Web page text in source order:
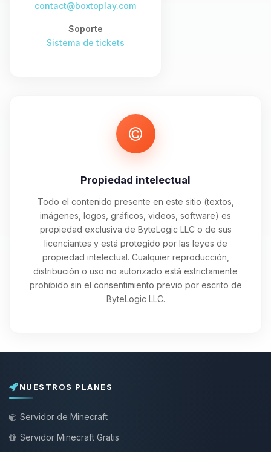
contact@boxtoplay.com
Soporte
Sistema de tickets
Propiedad intelectual
Todo el contenido presente en este sitio (textos,
imágenes, logos, gráficos, videos, software) es
propiedad exclusiva de ByteLogic LLC o de sus
licenciantes y está protegido por las leyes de
propiedad intelectual. Cualquier reproducción,
distribución o uso no autorizado está estrictamente
prohibido sin el consentimiento previo por escrito de
ByteLogic LLC.
NUESTROS PLANES
Servidor de Minecraft
Servidor Minecraft Gratis